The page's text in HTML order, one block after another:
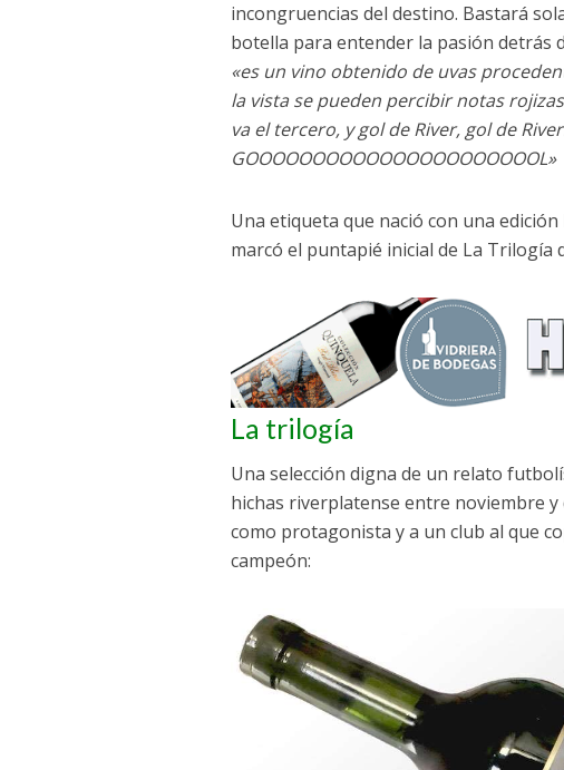
incongruencias del destino. Bastará
botella para entender la pasión detrás
«es un vino obtenido de uvas
la vista se pueden percibir notas
va el tercero, y gol de River, gol de
GOOOOOOOOOOOOOOOOOOOOOOL»
Una etiqueta que nació con una
marcó el puntapié inicial de La Trilogía
La trilogía
Una selección digna de un relato
hichas riverplatense entre noviembre y
como protagonista y a un club al que
campeón: